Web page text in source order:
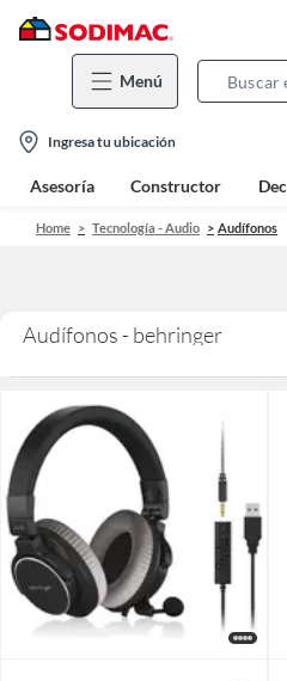
Menú
location-
icon
Ingresa tu ubicación
Asesoría Constructor
Home Tecnología - Audio Audífonos
Audífonos - behringer